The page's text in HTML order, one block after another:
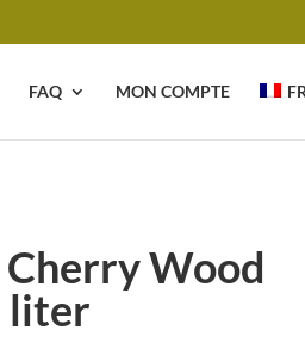
FAQ MON COMPTE FR
Wood
liter